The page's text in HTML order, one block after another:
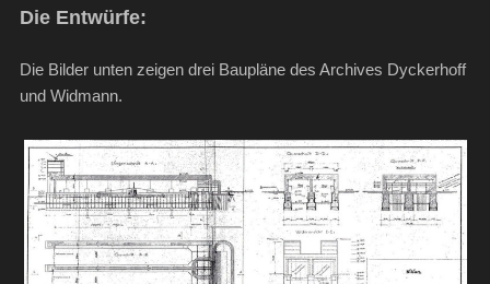
Die Entwürfe:
Die Bilder unten zeigen drei Baupläne des Archives Dyckerhoff
und Widmann.